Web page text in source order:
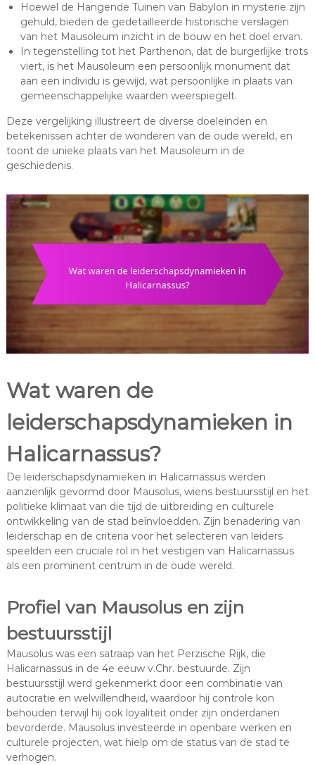
Hoewel de Hangende Tuinen van Babylon in mysterie zijn
gehuld, bieden de gedetailleerde historische verslagen
van het Mausoleum inzicht in de bouw en het doel ervan.
In tegenstelling tot het Parthenon, dat de burgerlijke trots
viert, is het Mausoleum een persoonlijk monument dat
aan een individu is gewijd, wat persoonlijke in plaats van
gemeenschappelijke waarden weerspiegelt.
Deze vergelijking illustreert de diverse doeleinden en
betekenissen achter de wonderen van de oude wereld, en
toont de unieke plaats van het Mausoleum in de
geschiedenis.
Wat waren de
leiderschapsdynamieken in
Halicarnassus?
De leiderschapsdynamieken in Halicarnassus werden
aanzienlijk gevormd door Mausolus, wiens bestuursstijl en het
politieke klimaat van die tijd de uitbreiding en culturele
ontwikkeling van de stad beïnvloedden. Zijn benadering van
leiderschap en de criteria voor het selecteren van leiders
speelden een cruciale rol in het vestigen van Halicarnassus
als een prominent centrum in de oude wereld.
Profiel van Mausolus en zijn
bestuursstijl
Mausolus was een satraap van het Perzische Rijk, die
Halicarnassus in de 4e eeuw v.Chr. bestuurde. Zijn
bestuursstijl werd gekenmerkt door een combinatie van
autocratie en welwillendheid, waardoor hij controle kon
behouden terwijl hij ook loyaliteit onder zijn onderdanen
bevorderde. Mausolus investeerde in openbare werken en
culturele projecten, wat hielp om de status van de stad te
verhogen.